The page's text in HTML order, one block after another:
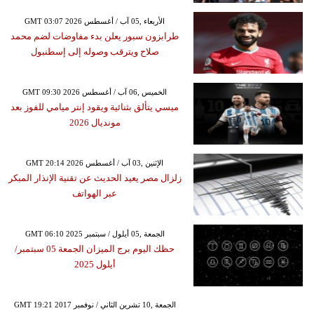
GMT 03:07 2026 الأربعاء ,05 آب / أغسطس
طرابزون سبور يعلن بدء مفاوضات لضم محمد
صلاح ويترقب وصوله إلى إسطنبول
GMT 09:30 2026 الخميس ,06 آب / أغسطس
ميسي يتألق بثنائية ويقود إنتر ميامي للفوز بعد
مونديال 2026
GMT 20:14 2026 الإثنين ,03 آب / أغسطس
زلزال مصر يعيد الحديث عن تقنية الإنذار المبكر
عبر الهواتف
GMT 06:10 2025 الجمعة ,05 أيلول / سبتمبر
حظك اليوم برج الميزان الجمعة 05 سبتمبر/
أيلول 2025
GMT 19:21 2017 الجمعة ,10 تشرين الثاني / نوفمبر